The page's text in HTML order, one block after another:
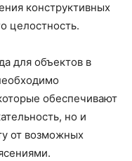
конструктивных
целостность.
для объектов в
обеспечивают
но и
от возможных